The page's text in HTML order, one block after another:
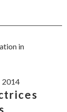
in
2014